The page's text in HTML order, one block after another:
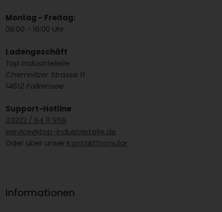
Montag - Freitag:
08:00 - 16:00 Uhr
Ladengeschäft
Top Industrieteile
Chemnitzer Strasse 11
14612 Falkensee
Support-Hotline
03322 / 84 11 959
service@top-industrieteile.de
Oder über unser Kontaktformular
Informationen